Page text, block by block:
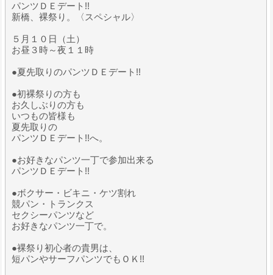
パンツＤＥデート!!
新橋、裸祭り。〈スペシャル〉
５月１０日（土）
お昼３時～夜１１時
●夏先取りのパンツＤＥデート!!
●初裸祭りの方も
お久しぶりの方も
いつもの皆様も
夏先取りの
パンツＤＥデート!!へ。
●お好きなパンツ一丁で参加出来る
パンツＤＥデート!!
●ボクサー・ビキニ・ケツ割れ
競パン・トランクス
セクシーパンツなど
お好きなパンツ一丁で。
●裸祭り初心者の貴男は、
短パンやサーフパンツでもＯＫ!!